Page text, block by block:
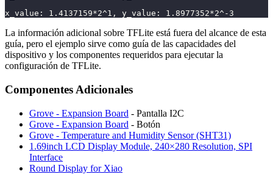
x_value: 1.4137159*2^1, y_value: 1.8977352*2^-3
La información adicional sobre TFLite está fuera del alcance de esta
guía, pero el ejemplo sirve como guía de las capacidades del
dispositivo y los componentes requeridos para ejecutar la
configuración de TFLite.
Componentes Adicionales
Grove - Expansion Board - Pantalla I2C
Grove - Expansion Board - Botón
Grove - Temperature and Humidity Sensor (SHT31)
1.69inch LCD Display Module, 240×280 Resolution, SPI
Interface
Round Display for Xiao